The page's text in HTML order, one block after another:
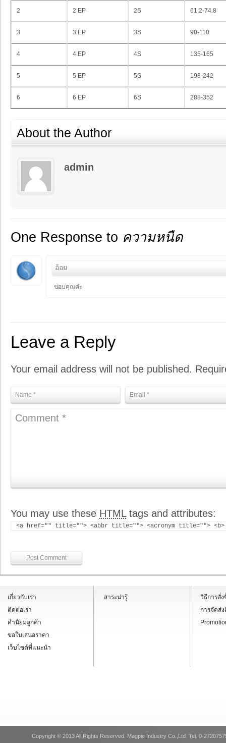
2 2 EP 2S 61.2-74.8
3 3 EP 3S 90-110
4 4 EP 4S 135-165
5 5 EP 5S 198-242
6 6 EP 6S 288-352
About the Author
admin
One Response to ความหนืด
อ้อย
ขอบคุณค่ะ
Leave a Reply
Your email address will not be published.
You may use these HTMLtags and attributes:
<a href="" title=""> <abbr title=""> <acronym title=""> <b>
เกี่ยวกับเรา
ติดต่อเรา
คำนิยมลูกค้า
ขอใบเสนอราคา
เว็บไซต์ที่แนะนำ
สาระน่ารู้
วิธีการสั่ง
การจัดส่
Copyright © 2013 All Rights Reserved. Magpie Industry Co.,Ltd. Tel. 0-